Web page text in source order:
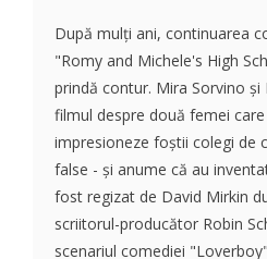
După mulți ani, continuarea
"Romy and Michele's High
prindă contur. Mira Sorvino
filmul despre două femei
impresioneze foștii colegi de
false - și anume că au
fost regizat de David Mirkin
scriitorul-producător Robin
scenariul comediei